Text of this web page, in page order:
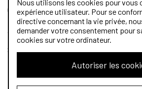
Qui sommes-nous?
Architectes
Stagiaires
Nous utilisons les cookies pour vous
expérience utilisateur. Pour se
directive concernant la vie privée,
demander votre consentement pour
cookies sur votre ordinateur.
Autoriser les